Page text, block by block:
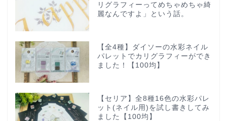
リグラフィーってめちゃめちゃ綺
麗なんですよ」という話。
【全4種】ダイソーの水彩ネイル
パレットでカリグラフィーができ
ました！【100均】
【セリア】全8種16色の水彩パレ
ット(ネイル用)を試し書きしてみ
ました【100均】